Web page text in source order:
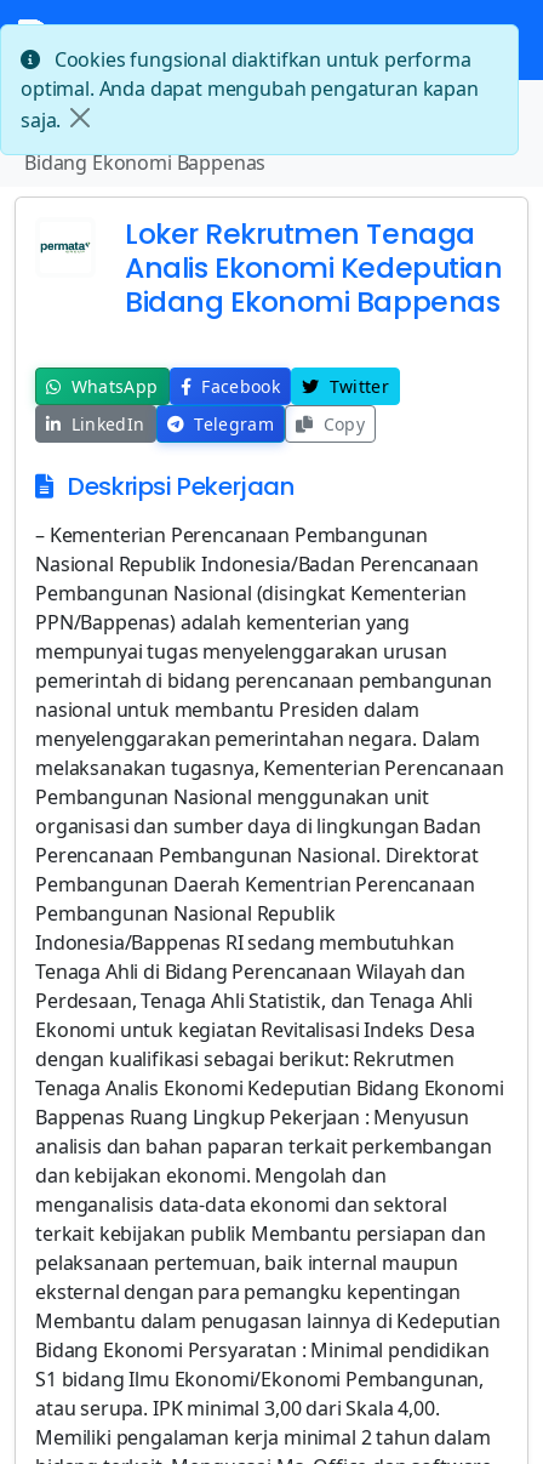
Beranda
Loker Rekrutmen Tenaga Analis Ekonomi Kedeputian
Bidang Ekonomi Bappenas
Loker Rekrutmen Tenaga
Analis Ekonomi Kedeputian
Bidang Ekonomi Bappenas
WhatsApp Facebook
Twitter
LinkedIn
Telegram Copy
Deskripsi Pekerjaan
– Kementerian Perencanaan Pembangunan
Nasional Republik Indonesia/Badan Perencanaan
Pembangunan Nasional (disingkat Kementerian
PPN/Bappenas) adalah kementerian yang
mempunyai tugas menyelenggarakan urusan
pemerintah di bidang perencanaan pembangunan
nasional untuk membantu Presiden dalam
menyelenggarakan pemerintahan negara. Dalam
melaksanakan tugasnya, Kementerian Perencanaan
Pembangunan Nasional menggunakan unit
organisasi dan sumber daya di lingkungan Badan
Perencanaan Pembangunan Nasional. Direktorat
Pembangunan Daerah Kementrian Perencanaan
Pembangunan Nasional Republik
Indonesia/Bappenas RI sedang membutuhkan
Tenaga Ahli di Bidang Perencanaan Wilayah dan
Perdesaan, Tenaga Ahli Statistik, dan Tenaga Ahli
Ekonomi untuk kegiatan Revitalisasi Indeks Desa
dengan kualifikasi sebagai berikut: Rekrutmen
Tenaga Analis Ekonomi Kedeputian Bidang Ekonomi
Bappenas Ruang Lingkup Pekerjaan : Menyusun
analisis dan bahan paparan terkait perkembangan
dan kebijakan ekonomi. Mengolah dan
menganalisis data-data ekonomi dan sektoral
terkait kebijakan publik Membantu persiapan dan
pelaksanaan pertemuan, baik internal maupun
eksternal dengan para pemangku kepentingan
Membantu dalam penugasan lainnya di Kedeputian
Bidang Ekonomi Persyaratan : Minimal pendidikan
S1 bidang Ilmu Ekonomi/Ekonomi Pembangunan,
atau serupa. IPK minimal 3,00 dari Skala 4,00.
Memiliki pengalaman kerja minimal 2 tahun dalam
Cookies fungsional diaktifkan untuk performa
optimal. Anda dapat mengubah pengaturan kapan
saja.